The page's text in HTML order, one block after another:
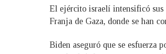
El ejército israelí intensificó sus
Franja de Gaza, donde se han
Biden aseguró que se esfuerza